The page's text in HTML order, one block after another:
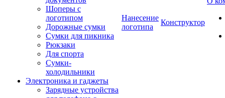
Шоперы с
логотипом
Дорожные сумки
Сумки для пикника
Рюкзаки
Для спорта
Сумки-
холодильники
Электроника и гаджеты
Зарядные устройства
Нанесение
логотипа
Конструктор